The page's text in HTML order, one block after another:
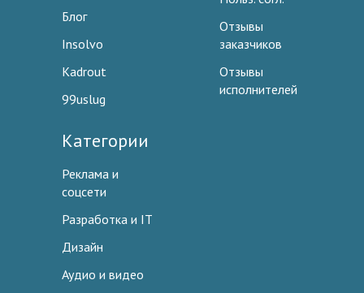
Блог
Insolvo
Kadrout
99uslug
Отзывы
заказчиков
Отзывы
исполнителей
Категории
Реклама и
соцсети
Разработка и IT
Дизайн
Аудио и видео